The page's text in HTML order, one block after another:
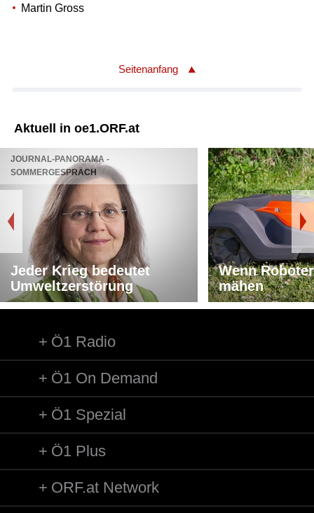
Martin Gross
Seitenanfang
Aktuell in oe1.ORF.at
JOURNAL-PANORAMA -
SOMMERGESPRÄCH
Jeder Krieg bedeutet
Umweltzerstörung
Wenn
mähen
Ö1 Radio
Ö1 On Demand
Ö1 Spezial
Ö1 Plus
ORF.at Network